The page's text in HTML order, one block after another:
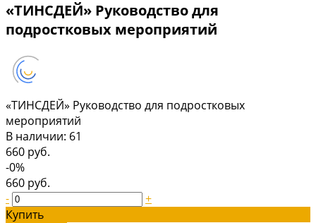
«ТИНСДЕЙ» Руководство для
подростковых мероприятий
«ТИНСДЕЙ» Руководство для подростковых
мероприятий
В наличии: 61
660 руб.
-0%
660 руб.
-
+
Купить